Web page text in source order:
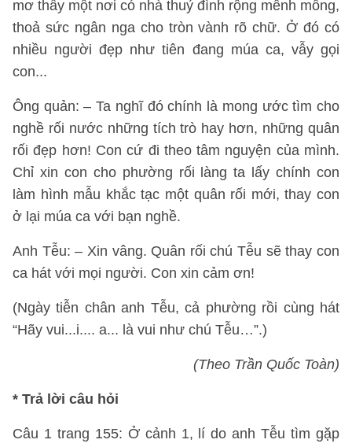
mơ thấy một nơi có nhà thuỷ đình rộng mênh mông,
thoả sức ngân nga cho tròn vành rõ chữ. Ở đó có
nhiều người đẹp như tiên đang múa ca, vẫy gọi
con...
Ông quản: – Ta nghĩ đó chính là mong ước tìm cho
nghề rối nước những tích trò hay hơn, những quân
rối đẹp hơn! Con cứ đi theo tâm nguyện của mình.
Chỉ xin con cho phường rối làng ta lấy chính con
làm hình mẫu khắc tạc một quân rối mới, thay con
ở lại múa ca với bạn nghề.
Anh Tễu: – Xin vâng. Quân rối chú Tễu sẽ thay con
ca hát với mọi người. Con xin cảm ơn!
(Ngày tiễn chân anh Tễu, cả phường rồi cùng hát
“Hãy vui...i.... a... là vui như chú Tễu…”.)
(Theo Trần Quốc Toàn)
* Trả lời câu hỏi
Câu 1 trang 155: Ở cảnh 1, lí do anh Tễu tìm gặp